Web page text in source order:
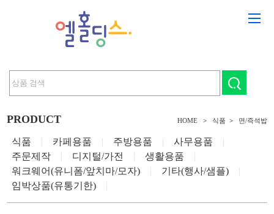
PRODUCT HOME> 식품 > 면/즉석밥
식품 | 카페용품 | 주방용품 | 사무용품
|
주문제작
| 디지털/가전 | 생활용품
|
워크웨어(유니폼/앞치마/모자)
| 기타(행사/샘플)
|
임박상품(유통기한)
|